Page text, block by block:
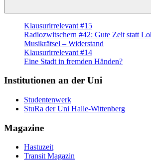
Suchen
Klausurirrelevant #15
Radiozwitschern #42: Gute Zeit statt
Musikrätsel – Widerstand
Klausurirrelevant #14
Eine Stadt in fremden Händen?
Institutionen an der Uni
Studentenwerk
StuRa der Uni Halle-Wittenberg
Magazine
Hastuzeit
Transit Magazin